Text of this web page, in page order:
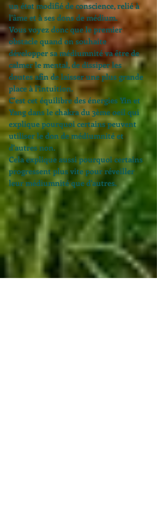
un état modifié de conscience, relié à
l'âme et à ses dons de médium.
Vous voyez donc que le premier
obstacle quand on souhaite
développer sa médiumnité va être de
calmer le mental, de dissiper les
doutes afin de laisser une plus grande
place à l'intuition.
C'est cet équilibre des énergies Yin et
Yang dans le chakra du 3ème oeil qui
explique pourquoi certains peuvent
utiliser le don de médiumnité et
d'autres non.
Cela explique aussi pourquoi certains
progressent plus vite pour réveiller
leur médiumnité que d'autres.